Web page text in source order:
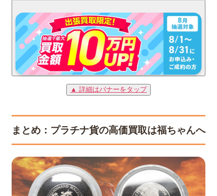
▲ 詳細はバナーをタップ
まとめ：プラチナ貨の高価買取は福ちゃんへ